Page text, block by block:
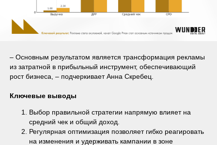
– Основным результатом является трансформация рекламы
из затратной в прибыльный инструмент, обеспечивающий
рост бизнеса, – подчеркивает Анна Скребец.
Ключевые выводы
Выбор правильной стратегии напрямую влияет на
средний чек и общий доход.
Регулярная оптимизация позволяет гибко реагировать
на изменения и удерживать кампании в зоне